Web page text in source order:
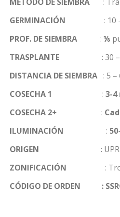
GERMINACIÓN : 10 –
PROF. DE SIEMBRA : ⅛
TRASPLANTE : 30
DISTANCIA DE SIEMBRA : 5
COSECHA 1 : 3-4
COSECHA 2+ :
ILUMINACIÓN :
ORIGEN : UPRM-
ZONIFICACIÓN :
CÓDIGO DE ORDEN :